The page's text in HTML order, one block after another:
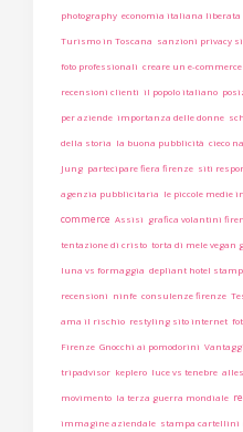
photography economia italiana liberata
Turismo in Toscana sanzioni privacy
foto professionali creare un e-
recensioni clienti il popolo italiano
per aziende importanza delle donne
della storia la buona pubblicità cieco
Jung partecipare fiera firenze siti
agenzia pubblicitaria le piccole medie
commerce Assisi grafica volantini
tentazione di cristo torta di mele vegan
luna vs formaggia depliant hotel
recensioni ninfe consulenze firenze
ama il rischio restyling sito internet
Firenze Gnocchi ai pomodorini
tripadvisor keplero luce vs tenebre
movimento la terza guerra mondiale
immagine aziendale stampa cartellini